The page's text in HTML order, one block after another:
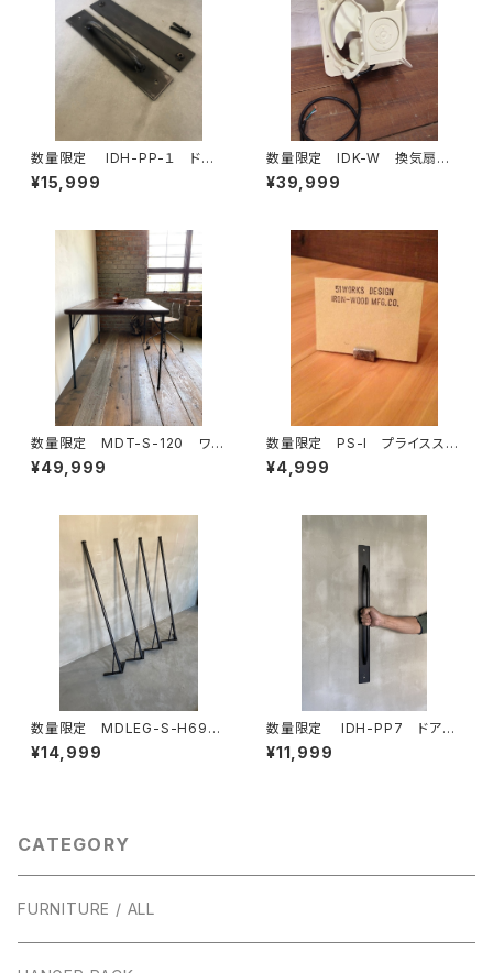
数量限定 IDH-PP-１ ドアノ
ブ 40cm 押す＋引く/１セッ
ト 取手 ドアハンドル ハン
¥15,999
数量限定 IDK-W 換気扇
インダストリアル 有圧換気
扇 工業系 100V対応可能
¥39,999
数量限定 MDT-S-120 ワー
クデスク 古材 カフェテーブ
ル テーブル ダイニングテー
¥49,999
数量限定 PS-I プライススタ
ンド 1SET / 5個 フォトス
タンド アイアン 鉄製 カー
¥4,999
数量限定 MDLEG-S-H69
鉄脚 アイアンレッグ インダ
ストリアル ダイニングテーブ
¥14,999
数量限定 IDH-PP7 ドアノ
ブ 70cm 取手 ドアハンド
ル アイアン インダストリア
¥11,999
CATEGORY
FURNITURE / ALL